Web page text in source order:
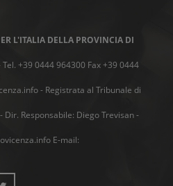
L'ITALIA DELLA PROVINCIA DI
+39 0444 964300 Fax +39 0444
- Registrata al Tribunale di
Responsabile: Diego Trevisan -
E-mail: